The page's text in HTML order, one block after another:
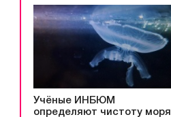
Учёные ИНБЮМ
определяют чистоту моря